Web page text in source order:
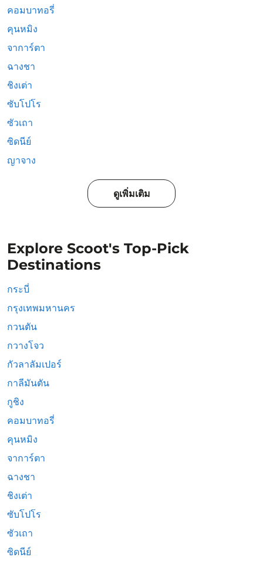
คอมบาทอรี่
คุนหมิง
จาการ์ตา
ฉางชา
ชิงเต่า
ซับโปโร
ซัวเถา
ซิดนีย์
ญาจาง
ดูเพิ่มเติม
Explore Scoot's Top-Pick
Destinations
กระบี่
กรุงเทพมหานคร
กวนตัน
กวางโจว
กัวลาลัมเปอร์
กาลีมันตัน
กูชิง
คอมบาทอรี่
คุนหมิง
จาการ์ตา
ฉางชา
ชิงเต่า
ซับโปโร
ซัวเถา
ซิดนีย์